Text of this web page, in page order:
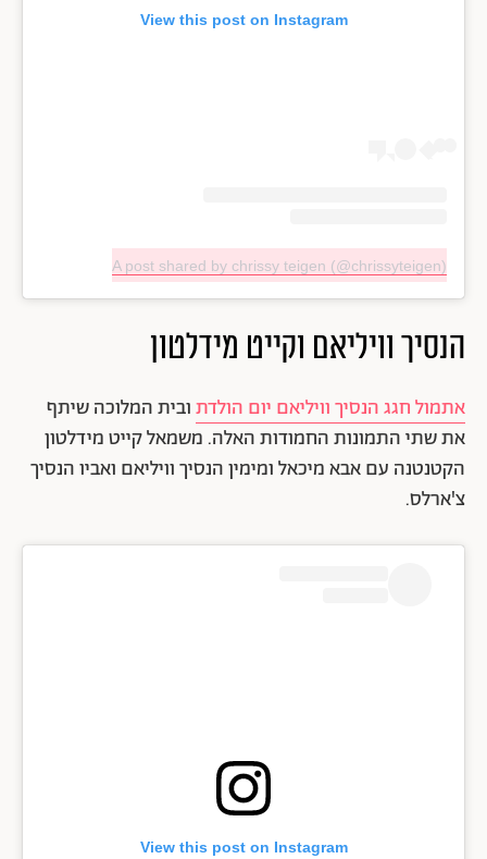
View this post on Instagram
A post shared by chrissy teigen (@chrissyteigen)
הנסיך וויליאם וקייט מידלטון
אתמול חגג הנסיך וויליאם יום הולדתובית המלוכה שיתף
את שתי התמונות החמודות האלה. משמאל קייט מידלטון
הקטנטנה עם אבא מיכאל ומימין הנסיך וויליאם ואביו הנסיך
צ'ארלס.
View this post on Instagram